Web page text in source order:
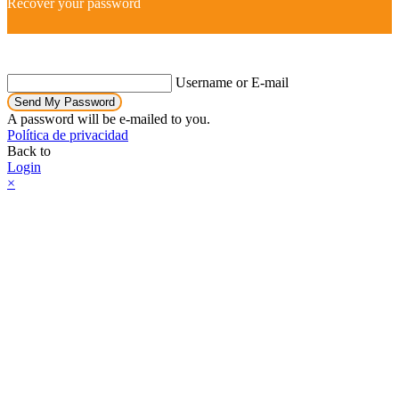
Recover your password
Username or E-mail
Send My Password
A password will be e-mailed to you.
Política de privacidad
Back to
Login
×